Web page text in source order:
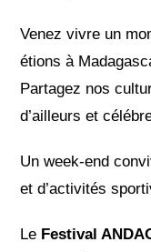
Venez vivre un
étions à
Partagez nos
d’ailleurs et
Un week-end
et d’activités
Le Festival